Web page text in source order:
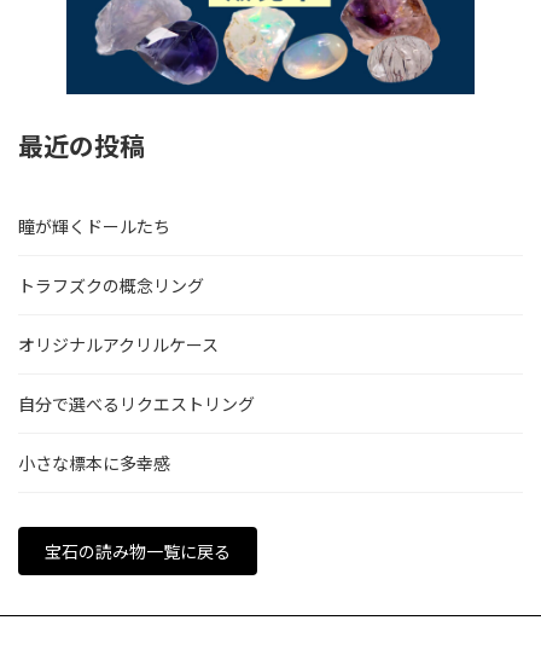
最近の投稿
瞳が輝くドールたち
トラフズクの概念リング
オリジナルアクリルケース
自分で選べるリクエストリング
小さな標本に多幸感
宝石の読み物一覧に戻る